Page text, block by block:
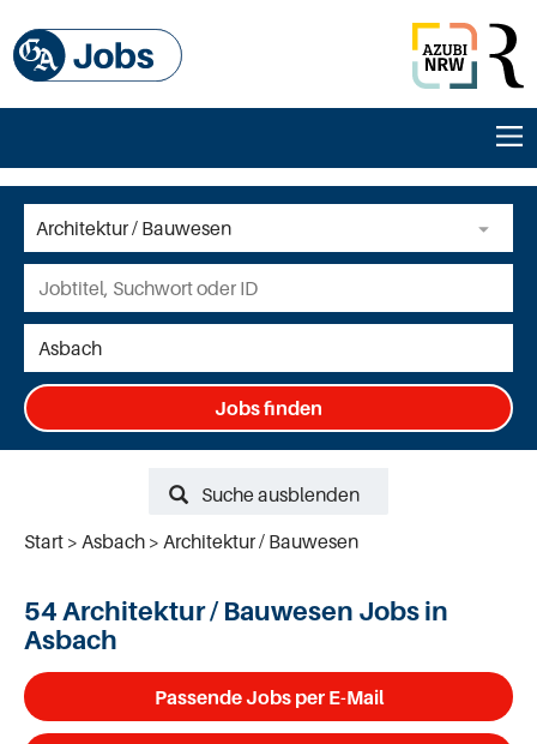
Jobs finden
Suche ausblenden
Start
Asbach Architektur / Bauwesen
54 Architektur / Bauwesen Jobs in
Asbach
Passende Jobs per E-Mail